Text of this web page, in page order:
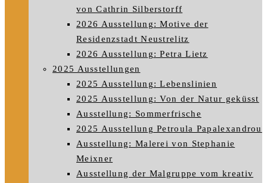
von Cathrin Silberstorff
2026 Ausstellung: Motive der
Residenzstadt Neustrelitz
2026 Ausstellung: Petra Lietz
2025 Ausstellungen
2025 Ausstellung: Lebenslinien
2025 Ausstellung: Von der Natur geküsst
Ausstellung: Sommerfrische
2025 Ausstellung Petroula Papalexandrou
Ausstellung: Malerei von Stephanie
Meixner
Ausstellung der Malgruppe vom kreativ